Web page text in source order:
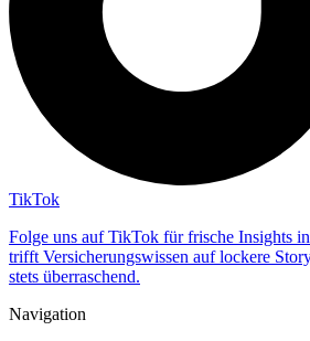
TikTok
Folge uns auf TikTok für frische Insights
trifft Versicherungswissen auf lockere
stets überraschend.
Navigation